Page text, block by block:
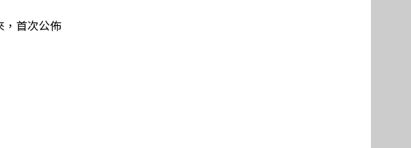
，首次公佈